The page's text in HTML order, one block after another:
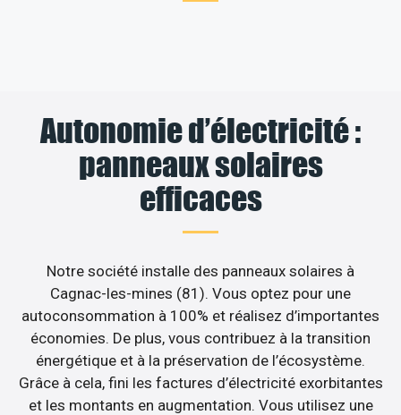
Autonomie d’électricité :
panneaux solaires
efficaces
Notre société installe des panneaux solaires à
Cagnac-les-mines (81). Vous optez pour une
autoconsommation à 100% et réalisez d’importantes
économies. De plus, vous contribuez à la transition
énergétique et à la préservation de l’écosystème.
Grâce à cela, fini les factures d’électricité exorbitantes
et les montants en augmentation. Vous utilisez une